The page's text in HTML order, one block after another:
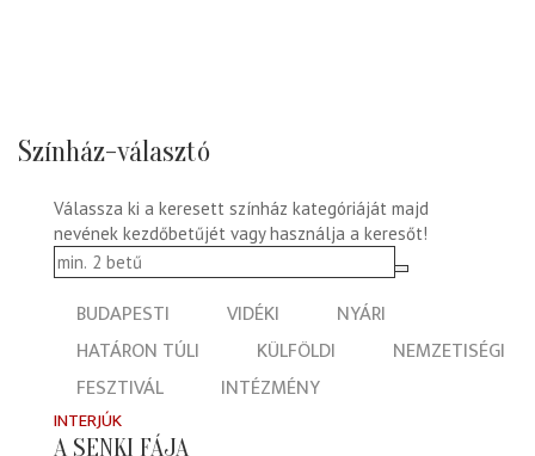
Színház-választó
Válassza ki a keresett színház kategóriáját majd
nevének kezdőbetűjét vagy használja a keresőt!
BUDAPESTI VIDÉKI
NYÁRI
HATÁRON TÚLI
KÜLFÖLDI
NEMZETISÉGI
FESZTIVÁL
INTÉZMÉNY
INTERJÚK
A SENKI FÁJA